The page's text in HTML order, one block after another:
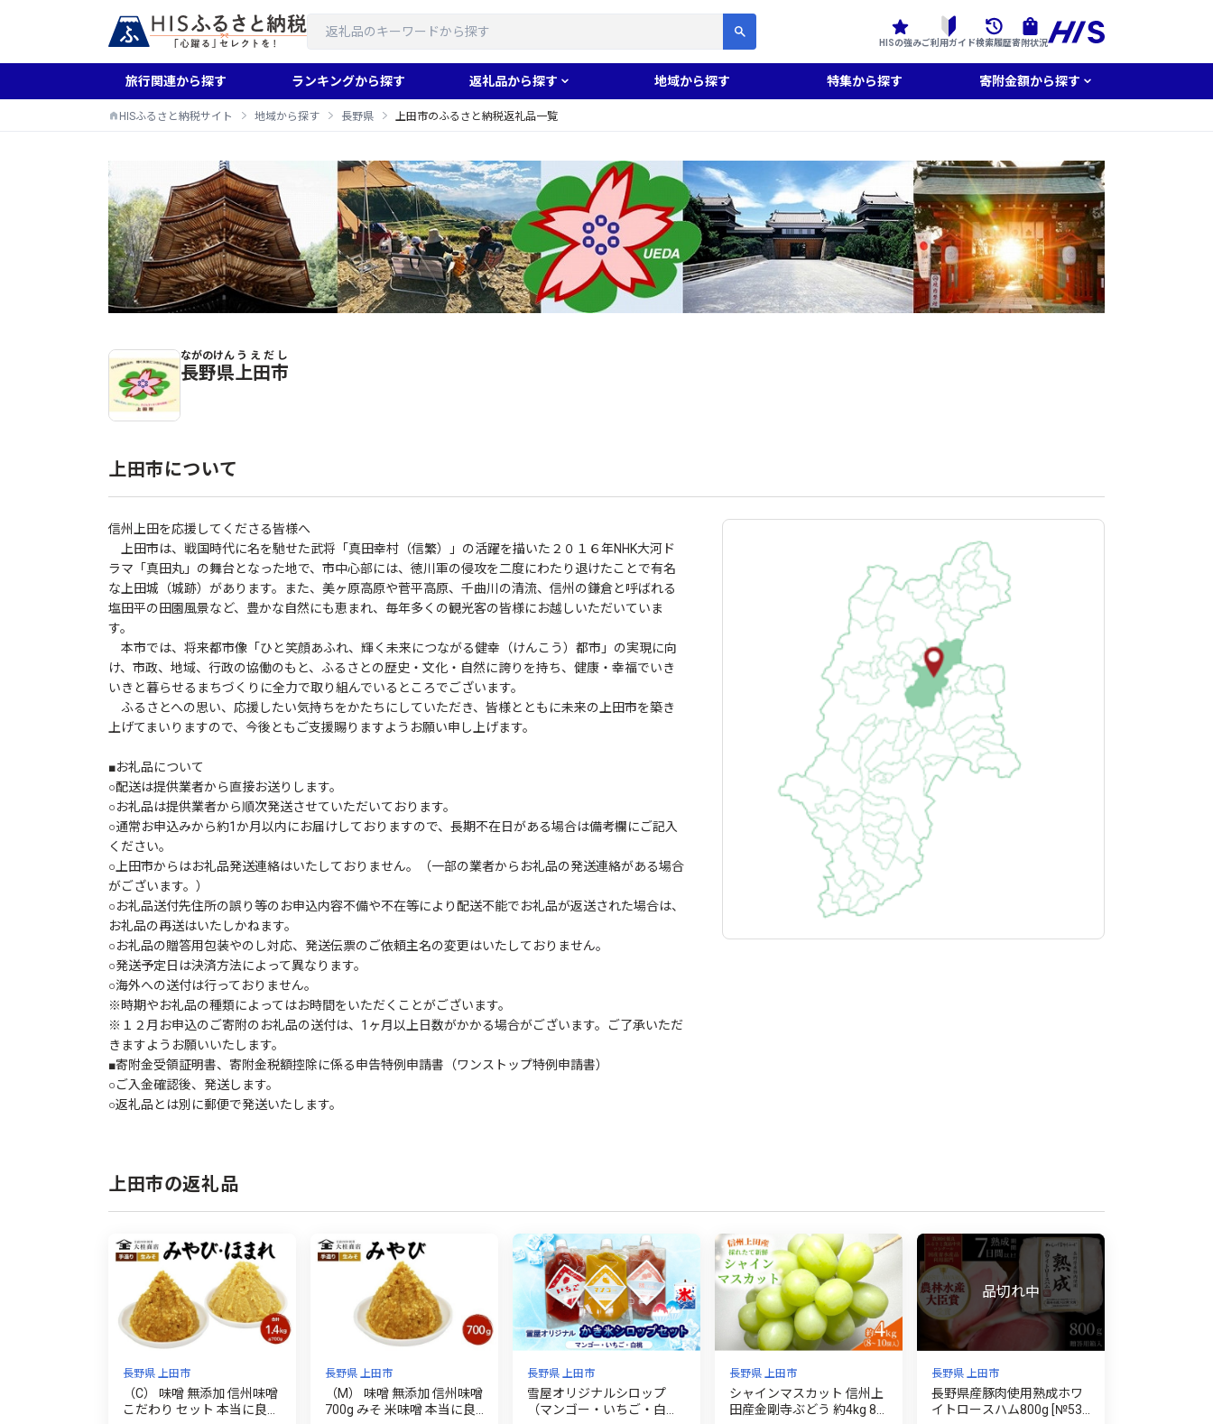
HISの強みご利用ガイド検索履歴寄附状況
旅行関連から探す ランキングから探す 返礼品から探す 地域から探す 特集から探す 寄附金額から探す
HISふるさと納税サイト 地域から探す 長野県 上田市のふるさと納税返礼品一覧
上田市のふるさと納税返礼品一覧
長野県
ながのけん
上田市
うえだし
上田市について
信州上田を応援してくださる皆様へ
上田市は、戦国時代に名を馳せた武将「真田幸村（信繁）」の活躍を描いた２０１６年NHK大河ド
ラマ「真田丸」の舞台となった地で、市中心部には、徳川軍の侵攻を二度にわたり退けたことで有名
な上田城（城跡）があります。また、美ヶ原高原や菅平高原、千曲川の清流、信州の鎌倉と呼ばれる
塩田平の田園風景など、豊かな自然にも恵まれ、毎年多くの観光客の皆様にお越しいただいていま
す。
本市では、将来都市像「ひと笑顔あふれ、輝く未来につながる健幸（けんこう）都市」の実現に向
け、市政、地域、行政の協働のもと、ふるさとの歴史・文化・自然に誇りを持ち、健康・幸福でいき
いきと暮らせるまちづくりに全力で取り組んでいるところでございます。
ふるさとへの思い、応援したい気持ちをかたちにしていただき、皆様とともに未来の上田市を築き
上げてまいりますので、今後ともご支援賜りますようお願い申し上げます。
■お礼品について
○配送は提供業者から直接お送りします。
○お礼品は提供業者から順次発送させていただいております。
○通常お申込みから約1か月以内にお届けしておりますので、長期不在日がある場合は備考欄にご記入
ください。
○上田市からはお礼品発送連絡はいたしておりません。（一部の業者からお礼品の発送連絡がある場合
がございます。）
○お礼品送付先住所の誤り等のお申込内容不備や不在等により配送不能でお礼品が返送された場合は、
お礼品の再送はいたしかねます。
○お礼品の贈答用包装やのし対応、発送伝票のご依頼主名の変更はいたしておりません。
○発送予定日は決済方法によって異なります。
○海外への送付は行っておりません。
※時期やお礼品の種類によってはお時間をいただくことがございます。
※１２月お申込のご寄附のお礼品の送付は、1ヶ月以上日数がかかる場合がございます。ご了承いただ
きますようお願いいたします。
■寄附金受領証明書、寄附金税額控除に係る申告特例申請書（ワンストップ特例申請書）
○ご入金確認後、発送します。
○返礼品とは別に郵便で発送いたします。
上田市の返礼品
長野県 上田市
（C） 味噌 無添加 信州味噌
こだわり セット 本当に良い
長野県 上田市
（M） 味噌 無添加 信州味噌
700g みそ 米味噌 本当に良
長野県 上田市
雪屋オリジナルシロップ
（マンゴー・いちご・白
長野県 上田市
シャインマスカット 信州上
田産金剛寺ぶどう 約4kg 8
長野県 上田市
長野県産豚肉使用熟成ホワ
イトロースハム800g [№531